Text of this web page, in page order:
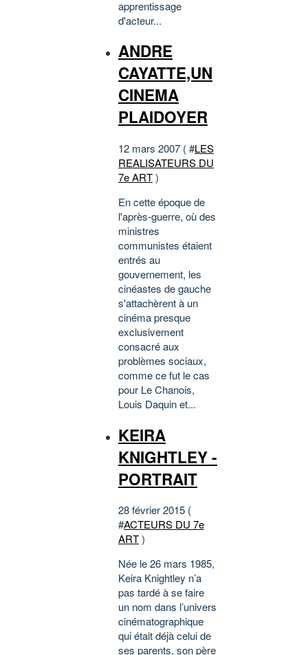
apprentissage
d'acteur...
ANDRE
CAYATTE,UN
CINEMA
PLAIDOYER
12 mars 2007 ( #LES
REALISATEURS DU
7e ART)
En cette époque de
l'après-guerre, où des
ministres
communistes étaient
entrés au
gouvernement, les
cinéastes de gauche
s'attachèrent à un
cinéma presque
exclusivement
consacré aux
problèmes sociaux,
comme ce fut le cas
pour Le Chanois,
Louis Daquin et...
KEIRA
KNIGHTLEY -
PORTRAIT
28 février 2015 (
#ACTEURS DU 7e
ART)
Née le 26 mars 1985,
Keira Knightley n’a
pas tardé à se faire
un nom dans l’univers
cinématographique
qui était déjà celui de
ses parents, son père